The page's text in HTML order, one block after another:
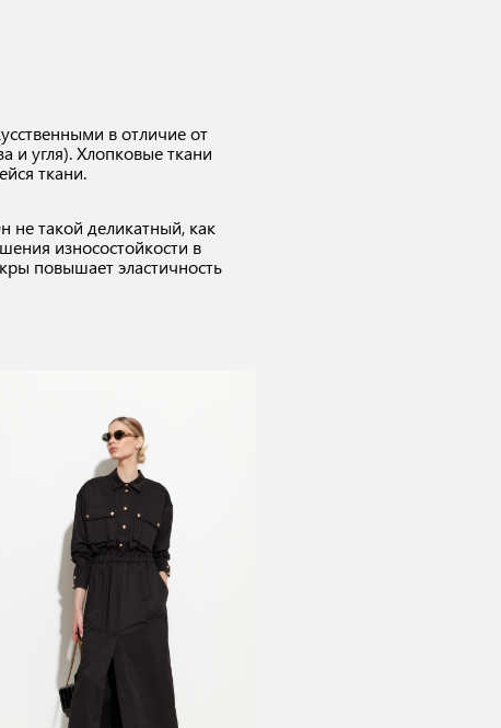
в отличие от
и угля). Хлопковые ткани
ткани.
не такой деликатный, как
износостойкости в
повышает эластичность